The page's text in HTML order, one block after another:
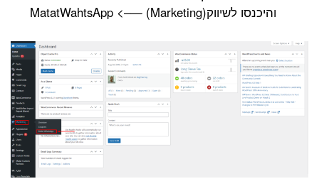
והיכנסו לשיווק(Marketing) —–> MatatWahtsApp